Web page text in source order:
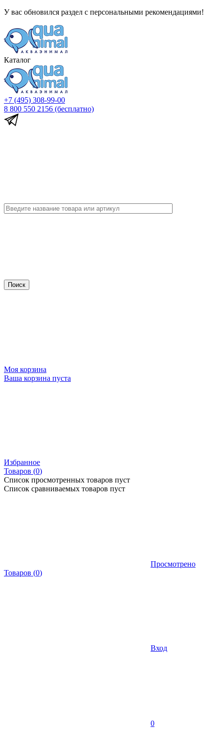
У вас обновился раздел с персональными рекомендациями!
Каталог
+7 (495) 308-99-00
8 800 550 2156 (бесплатно)
Моя корзина
Ваша корзина пуста
Избранное
Товаров (0)
Список просмотренных товаров пуст
Список сравниваемых товаров пуст
Просмотрено
Товаров (0)
Вход
0